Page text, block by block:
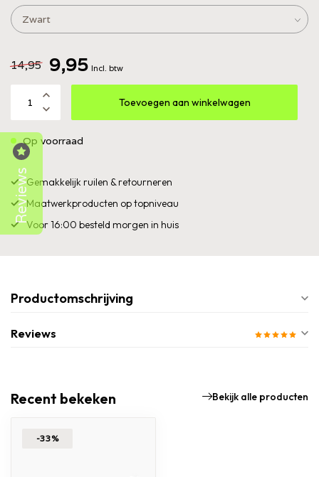
14,95 9,95 Incl. btw
Toevoegen aan winkelwagen
Op voorraad
Gemakkelijk ruilen & retourneren
Maatwerkproducten op topniveau
Voor 16:00 besteld morgen in huis
Productomschrijving
Reviews
Recent bekeken Bekijk alle producten
-33%
Reviews